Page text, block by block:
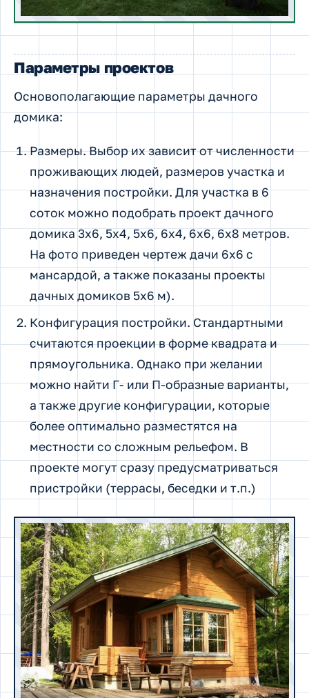
Параметры проектов
Основополагающие параметры дачного
домика:
Размеры. Выбор их зависит от численности
проживающих людей, размеров участка и
назначения постройки. Для участка в 6
соток можно подобрать проект дачного
домика 3х6, 5х4, 5х6, 6х4, 6х6, 6х8 метров.
На фото приведен чертеж дачи 6х6 с
мансардой, а также показаны проекты
дачных домиков 5х6 м).
Конфигурация постройки. Стандартными
считаются проекции в форме квадрата и
прямоугольника. Однако при желании
можно найти Г- или П-образные варианты,
а также другие конфигурации, которые
более оптимально разместятся на
местности со сложным рельефом. В
проекте могут сразу предусматриваться
пристройки (террасы, беседки и т.п.)